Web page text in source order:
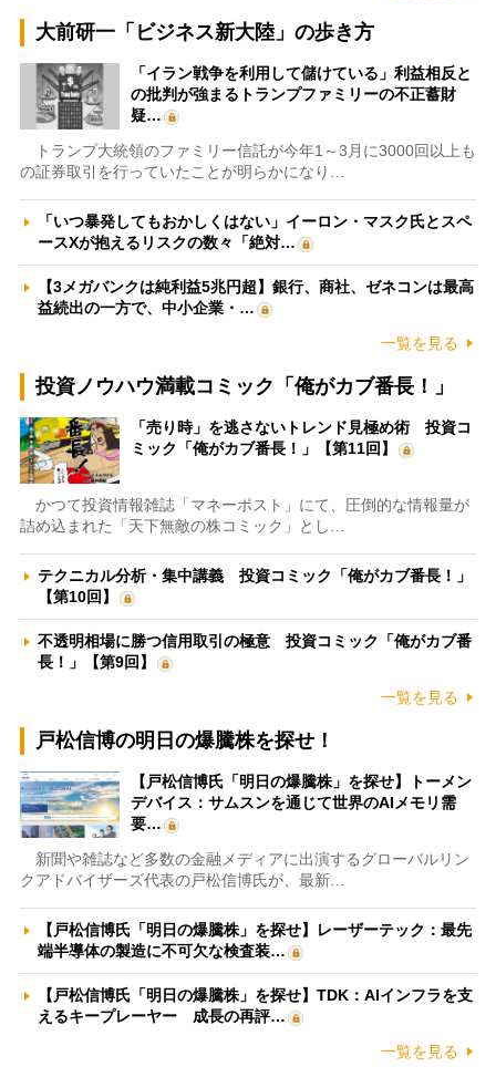
大前研一「ビジネス新大陸」の歩き方
「イラン戦争を利用して儲けている」利益相反と
の批判が強まるトランプファミリーの不正蓄財
疑…
トランプ大統領のファミリー信託が今年1～3月に3000回以上も
の証券取引を行っていたことが明らかになり…
「いつ暴発してもおかしくはない」イーロン・マスク氏とスペ
ースXが抱えるリスクの数々「絶対…
【3メガバンクは純利益5兆円超】銀行、商社、ゼネコンは最高
益続出の一方で、中小企業・…
一覧を見る
投資ノウハウ満載コミック「俺がカブ番長！」
「売り時」を逃さないトレンド見極め術 投資コ
ミック「俺がカブ番長！」【第11回】
かつて投資情報雑誌「マネーポスト」にて、圧倒的な情報量が
詰め込まれた「天下無敵の株コミック」とし…
テクニカル分析・集中講義 投資コミック「俺がカブ番長！」
【第10回】
不透明相場に勝つ信用取引の極意 投資コミック「俺がカブ番
長！」【第9回】
一覧を見る
戸松信博の明日の爆騰株を探せ！
【戸松信博氏「明日の爆騰株」を探せ】トーメン
デバイス：サムスンを通じて世界のAIメモリ需
要…
新聞や雑誌など多数の金融メディアに出演するグローバルリン
クアドバイザーズ代表の戸松信博氏が、最新…
【戸松信博氏「明日の爆騰株」を探せ】レーザーテック：最先
端半導体の製造に不可欠な検査装…
【戸松信博氏「明日の爆騰株」を探せ】TDK：AIインフラを支
えるキープレーヤー 成長の再評…
一覧を見る